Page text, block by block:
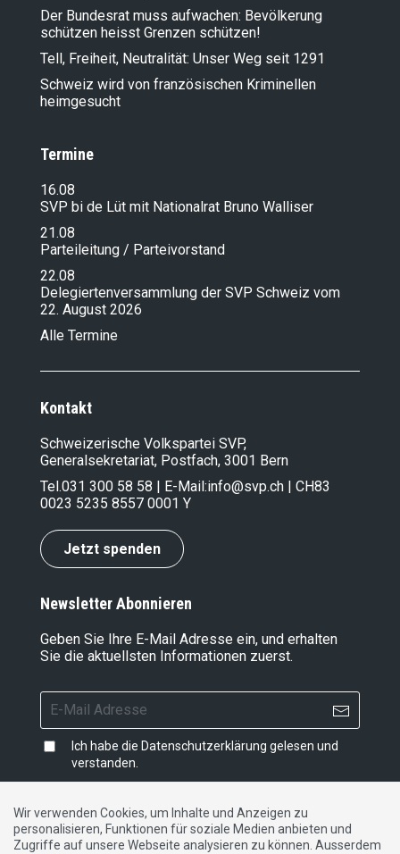
Der Bundesrat muss aufwachen: Bevölkerung
schützen heisst Grenzen schützen!
Tell, Freiheit, Neutralität: Unser Weg seit 1291
Schweiz wird von französischen Kriminellen
heimgesucht
Termine
16.08
SVP bi de Lüt mit Nationalrat Bruno Walliser
21.08
Parteileitung / Parteivorstand
22.08
Delegiertenversammlung der SVP Schweiz vom
22. August 2026
Alle Termine
Kontakt
Schweizerische Volkspartei SVP,
Generalsekretariat, Postfach, 3001 Bern
Tel.031 300 58 58 | E-Mail:info@svp.ch | CH83
0023 5235 8557 0001 Y
Jetzt spenden
Newsletter Abonnieren
Geben Sie Ihre E-Mail Adresse ein, und erhalten
Sie die aktuellsten Informationen zuerst.
Ich habe die Datenschutzerklärung gelesen und
verstanden.
Impressum|Datenschutzerklärung|Kontakt
Wir verwenden Cookies, um Inhalte und Anzeigen zu
personalisieren, Funktionen für soziale Medien anbieten und
Zugriffe auf unsere Webseite analysieren zu können. Ausserdem